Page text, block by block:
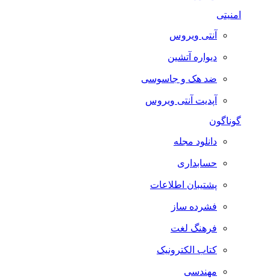
امنیتی
آنتی ویروس
دیواره آتشین
ضد هک و جاسوسی
آپدیت آنتی ویروس
گوناگون
دانلود مجله
حسابداری
پشتیبان اطلاعات
فشرده ساز
فرهنگ لغت
کتاب الکترونیک
مهندسی